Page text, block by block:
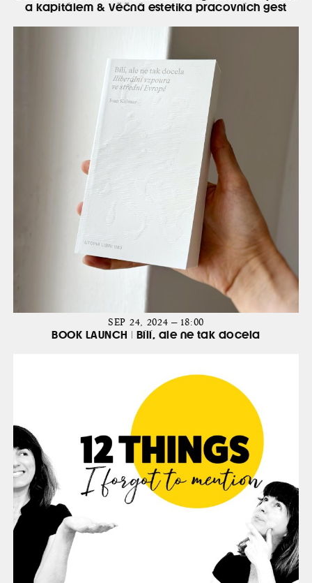
a kapitálem & Věčná estetika pracovních gest
SEP 24, 2024 — 18:00
BOOK LAUNCH | Bílí, ale ne tak docela